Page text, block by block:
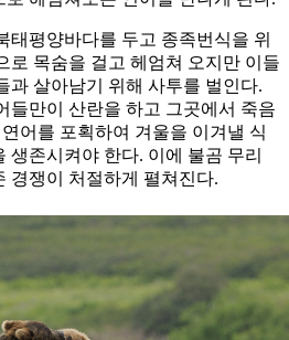
태평양바다를 두고 종족번식을 위
로 목숨을 걸고 헤엄쳐 오지만 이들
과 살아남기 위해 사투를 벌인다.
들만이 산란을 하고 그곳에서 죽음
어를 포획하여 겨울을 이겨낼 식
생존시켜야 한다. 이에 불곰 무리
경쟁이 처절하게 펼쳐진다.